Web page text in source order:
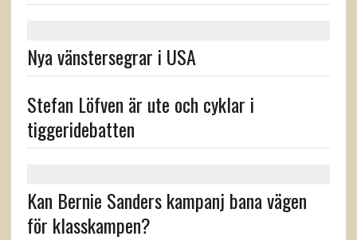
Nya vänstersegrar i USA
Stefan Löfven är ute och cyklar i
tiggeridebatten
Kan Bernie Sanders kampanj bana vägen
för klasskampen?